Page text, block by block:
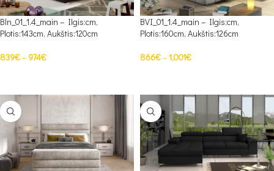
Bln_01_1.4_main – Ilgis:cm,
Plotis:143cm, Aukštis:120cm
839€– 974€
BVI_01_1.4_main – Ilgis:cm,
Plotis:160cm, Aukštis:126cm
866€–1,001€